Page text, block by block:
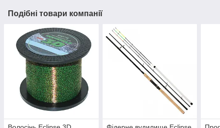
Подібні товари компанії